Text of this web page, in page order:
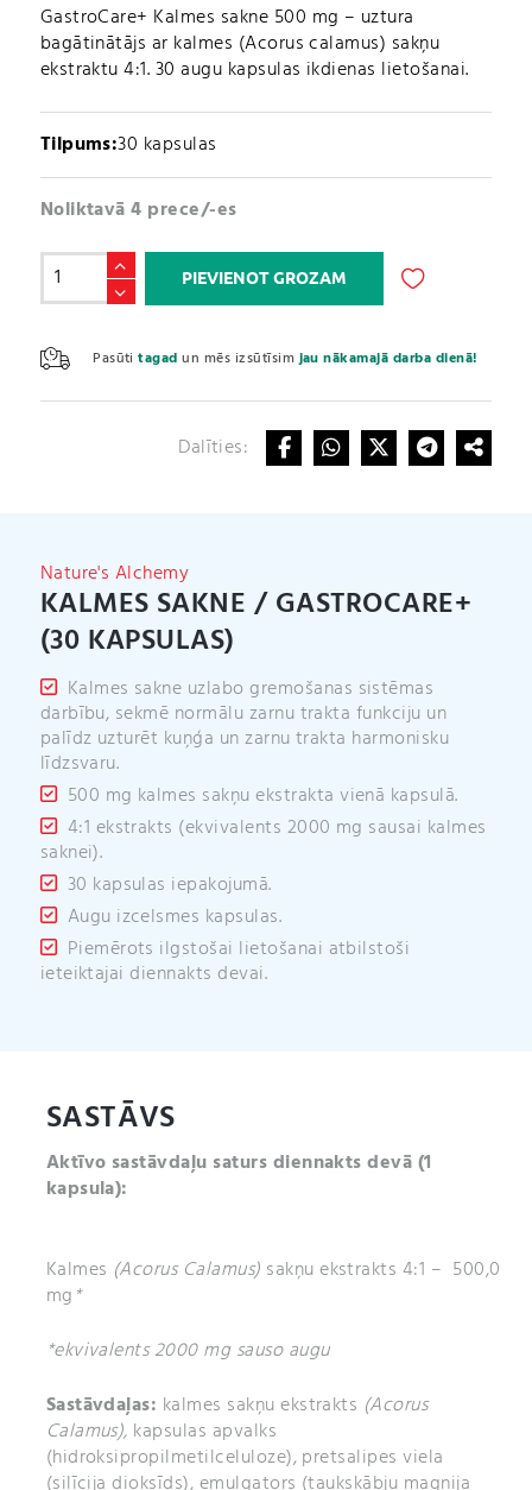
GastroCare+ Kalmes sakne 500 mg – uztura
bagātinātājs ar kalmes (Acorus calamus) sakņu
ekstraktu 4:1. 30 augu kapsulas ikdienas lietošanai.
Tilpums:30 kapsulas
Noliktavā 4 prece/-es
Kalmes
Sakne
GastroCare+
(30
kapsulas)
PIEVIENOT GROZAM
Pasūtitagad un mēs izsūtīsimjau nākamajā darba dienā!
e
r
n
Dalīties:
Nature's Alchemy
KALMES SAKNE / GASTROCARE+
(30 KAPSULAS)
Kalmes sakne uzlabo gremošanas sistēmas
darbību, sekmē normālu zarnu trakta funkciju un
palīdz uzturēt kuņģa un zarnu trakta harmonisku
līdzsvaru.
500 mg kalmes sakņu ekstrakta vienā kapsulā.
4:1 ekstrakts (ekvivalents 2000 mg sausai kalmes
saknei).
30 kapsulas iepakojumā.
Augu izcelsmes kapsulas.
Piemērots ilgstošai lietošanai atbilstoši
ieteiktajai diennakts devai.
SASTĀVS
Aktīvo sastāvdaļu saturs diennakts devā (1
kapsula):
Kalmes (Acorus Calamus) sakņu ekstrakts 4:1 – 500,0
mg*
*ekvivalents 2000 mg sauso augu
Sastāvdaļas: kalmes sakņu ekstrakts (Acorus
Calamus), kapsulas apvalks
(hidroksipropilmetilceluloze), pretsalipes viela